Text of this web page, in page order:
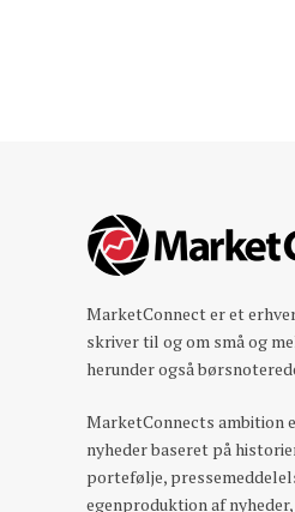
MarketConnect er et
skriver til og om små og
herunder også
MarketConnects ambition
nyheder baseret på
portefølje,
egenproduktion af